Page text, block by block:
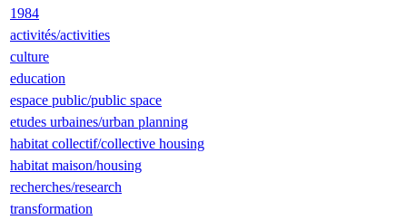
1984
activités/activities
culture
education
espace public/public space
etudes urbaines/urban planning
habitat collectif/collective housing
habitat maison/housing
recherches/research
transformation